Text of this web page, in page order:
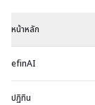
หน้าหลัก
efinAI
ปฏิทิน